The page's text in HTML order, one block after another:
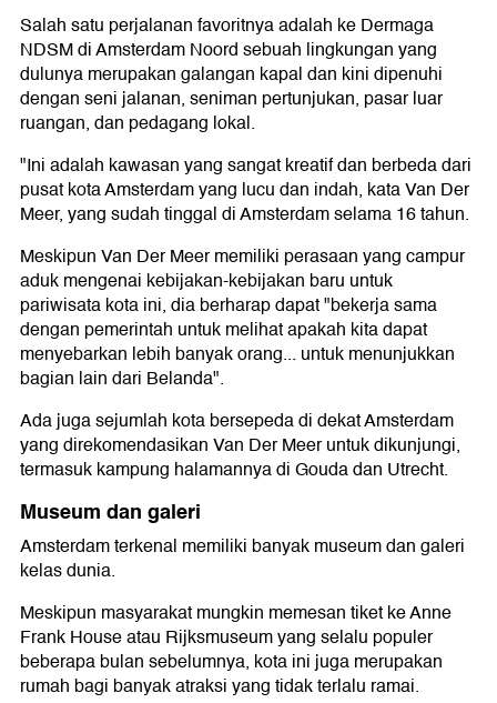
Salah satu perjalanan favoritnya adalah ke Dermaga
NDSM di Amsterdam Noord sebuah lingkungan yang
dulunya merupakan galangan kapal dan kini dipenuhi
dengan seni jalanan, seniman pertunjukan, pasar luar
ruangan, dan pedagang lokal.
"Ini adalah kawasan yang sangat kreatif dan berbeda dari
pusat kota Amsterdam yang lucu dan indah, kata Van Der
Meer, yang sudah tinggal di Amsterdam selama 16 tahun.
Meskipun Van Der Meer memiliki perasaan yang campur
aduk mengenai kebijakan-kebijakan baru untuk
pariwisata kota ini, dia berharap dapat "bekerja sama
dengan pemerintah untuk melihat apakah kita dapat
menyebarkan lebih banyak orang... untuk menunjukkan
bagian lain dari Belanda".
Ada juga sejumlah kota bersepeda di dekat Amsterdam
yang direkomendasikan Van Der Meer untuk dikunjungi,
termasuk kampung halamannya di Gouda dan Utrecht.
Museum dan galeri
Amsterdam terkenal memiliki banyak museum dan galeri
kelas dunia.
Meskipun masyarakat mungkin memesan tiket ke Anne
Frank House atau Rijksmuseum yang selalu populer
beberapa bulan sebelumnya, kota ini juga merupakan
rumah bagi banyak atraksi yang tidak terlalu ramai.